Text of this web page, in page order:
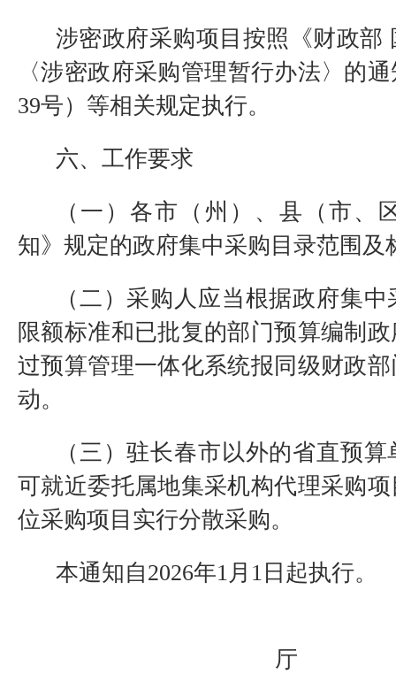
涉密政府采购项目按照《财政部
〈涉密政府采购管理暂行办法〉的
39号）等相关规定执行。
六、工作要求
（一）各市（州）、县（市、
知》规定的政府集中采购目录范围及
（二）采购人应当根据政府集
限额标准和已批复的部门预算编制
过预算管理一体化系统报同级财政
动。
（三）驻长春市以外的省直预
可就近委托属地集采机构代理采购
位采购项目实行分散采购。
本通知自2026年1月1日起执行。
厅